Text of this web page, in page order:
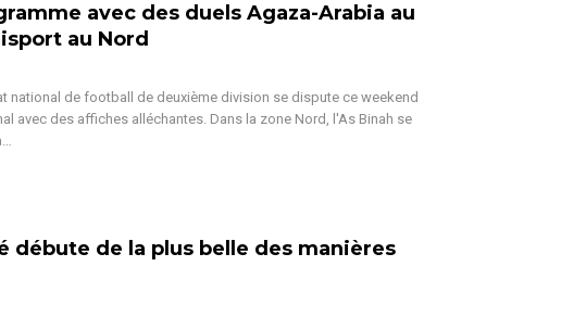
avec des duels Agaza-Arabia au
au Nord
national de football de deuxième division se dispute ce weekend
avec des affiches alléchantes. Dans la zone Nord, l'As Binah se
débute de la plus belle des manières